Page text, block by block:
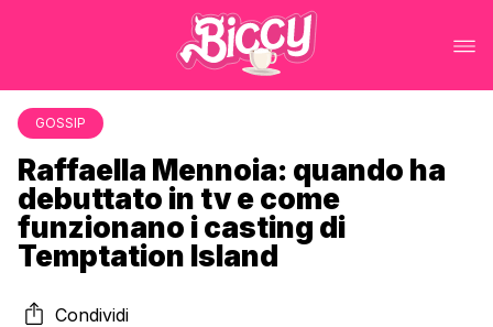
GOSSIP
Raffaella Mennoia: quando ha
debuttato in tv e come
funzionano i casting di
Temptation Island
Condividi